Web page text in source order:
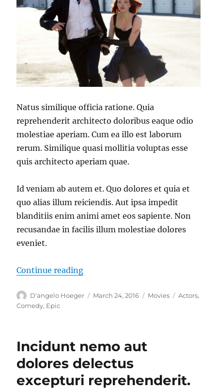
Natus similique officia ratione. Quia
reprehenderit architecto doloribus eaque odio
molestiae aperiam. Cum ea illo est laborum
rerum. Similique quasi mollitia voluptas esse
quis architecto aperiam quae.
Id veniam ab autem et. Quo dolores et quia et
quo alias illum reiciendis. Aut ipsa impedit
blanditiis enim animi amet eos sapiente. Non
recusandae in facilis illum molestiae dolores
eveniet.
Continue reading“Beatae ipsam inventore et ut.”
Author
D'angelo Hoeger
Posted
March 24, 2016 Categories
Movies Tags
Actors,
Comedy, Epic
Incidunt nemo aut
dolores delectus
excepturi reprehenderit.